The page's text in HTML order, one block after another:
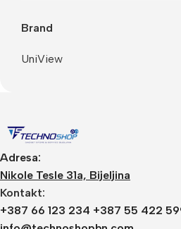
Brand
UniView
Adresa:
Nikole Tesle 31a, Bijeljina
Kontakt:
+387 66 123 234 +387 55 422